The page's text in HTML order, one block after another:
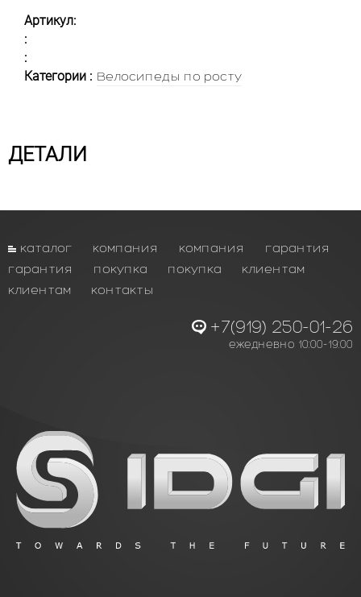
Артикул:
:
:
Категории : Велосипеды по росту
ДЕТАЛИ
каталог компания компания
гарантия
гарантия
покупка покупка
клиентам
клиентам
контакты
+7(919) 250-01-26
ежедневно 10:00-19:00